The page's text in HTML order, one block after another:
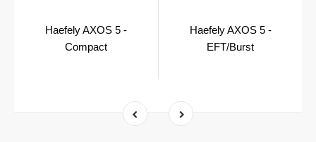
Haefely AXOS 5 -
Compact
Haefely AXOS 5 -
EFT/Burst